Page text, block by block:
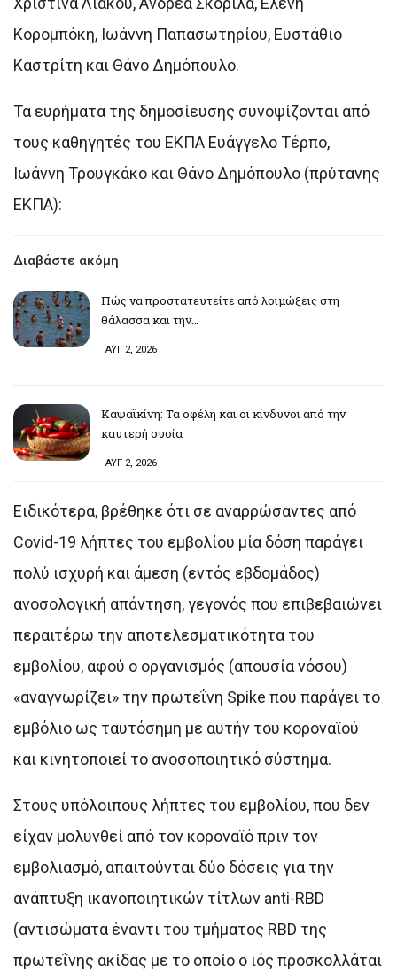
Κορομπόκη, Ιωάννη Παπασωτηρίου, Ευστάθιο
Καστρίτη και Θάνο Δημόπουλο.
Τα ευρήματα της δημοσίευσης συνοψίζονται από
τους καθηγητές του ΕΚΠΑ Ευάγγελο Τέρπο,
Ιωάννη Τρουγκάκο και Θάνο Δημόπουλο (πρύτανης
ΕΚΠΑ):
Διαβάστε ακόμη
Πώς να προστατευτείτε από λοιμώξεις στη
θάλασσα και την…
ΑΥΓ 2, 2026
Καψαϊκίνη: Τα οφέλη και οι κίνδυνοι από την
καυτερή ουσία
ΑΥΓ 2, 2026
Ειδικότερα, βρέθηκε ότι σε αναρρώσαντες από
Covid-19 λήπτες του εμβολίου μία δόση παράγει
πολύ ισχυρή και άμεση (εντός εβδομάδος)
ανοσολογική απάντηση, γεγονός που επιβεβαιώνει
περαιτέρω την αποτελεσματικότητα του
εμβολίου, αφού ο οργανισμός (απουσία νόσου)
«αναγνωρίζει» την πρωτεΐνη Spike που παράγει το
εμβόλιο ως ταυτόσημη με αυτήν του κοροναϊού
και κινητοποιεί το ανοσοποιητικό σύστημα.
Στους υπόλοιπους λήπτες του εμβολίου, που δεν
είχαν μολυνθεί από τον κοροναϊό πριν τον
εμβολιασμό, απαιτούνται δύο δόσεις για την
ανάπτυξη ικανοποιητικών τίτλων anti-RBD
(αντισώματα έναντι του τμήματος RBD της
πρωτεΐνης ακίδας με το οποίο ο ιός προσκολλάται